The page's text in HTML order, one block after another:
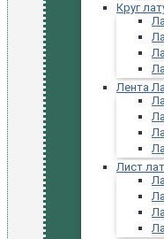
Круг
Лента
Лист